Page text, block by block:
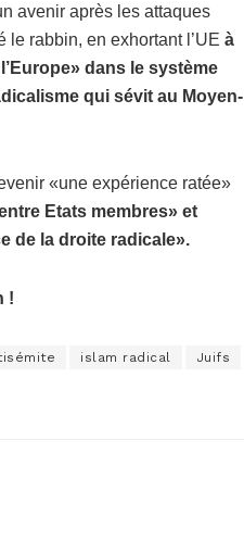
avenir après les attaques
le rabbin, en exhortant l’UE à
dans le système
qui sévit au Moyen-
«une expérience ratée»
Etats membres» et
de la droite radicale».
!
islam radical Juifs